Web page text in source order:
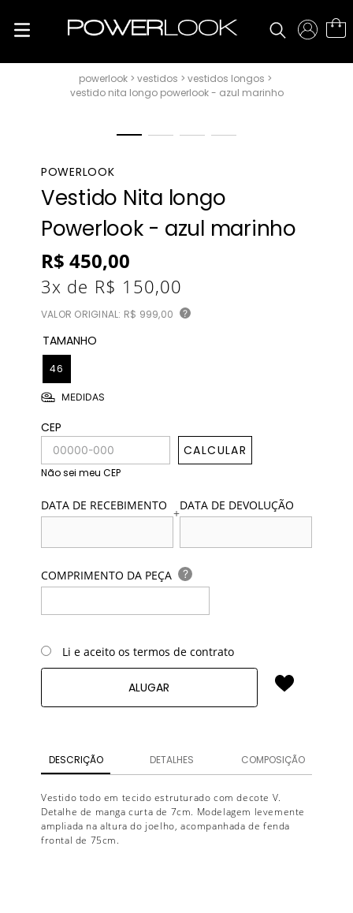
vestidos
vestidos longos
vestido nita longo powerlook - azul marinho
POWERLOOK
Vestido Nita longo
Powerlook - azul marinho
R$ 450,00
3x de R$ 150,00
VALOR ORIGINAL: R$ 999,00 ?
TAMANHO
46
MEDIDAS
CEP
CALCULAR
Não sei meu CEP
DATA DE RECEBIMENTO +DATA DE DEVOLUÇÃO
COMPRIMENTO DA PEÇA ?
Li e aceito os termos de contrato
ALUGAR
DESCRIÇÃO DETALHES COMPOSIÇÃO
Vestido todo em tecido estruturado com decote V.
Detalhe de manga curta de 7cm. Modelagem levemente
ampliada na altura do joelho, acompanhada de fenda
frontal de 75cm.